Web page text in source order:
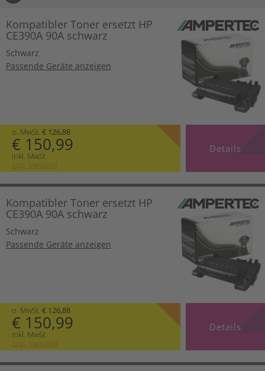
Kompatibler Toner ersetzt HP
CE390A 90A schwarz
Schwarz
Passende Geräte anzeigen
o. MwSt. € 126,88
€ 150,99
inkl. MwSt.
zzgl. Versand
Details
Kompatibler Toner ersetzt HP
CE390A 90A schwarz
Schwarz
Passende Geräte anzeigen
o. MwSt. € 126,88
€ 150,99
inkl. MwSt.
zzgl. Versand
Details